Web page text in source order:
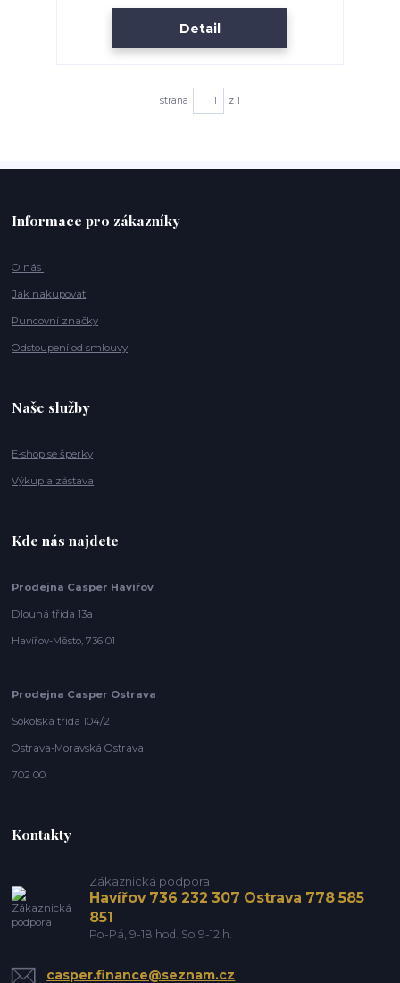
Detail
strana z 1
Informace pro zákazníky
O nás
Jak nakupovat
Puncovní značky
Odstoupení od smlouvy
Naše služby
E-shop se šperky
Výkup a zástava
Kde nás najdete
Prodejna Casper Havířov
Dlouhá třída 13a
Havířov-Město, 736 01
Prodejna Casper Ostrava
Sokolská třída 104/2
Ostrava-Moravská Ostrava
702 00
Kontakty
Zákaznická podpora
Havířov 736 232 307 Ostrava 778 585
851
Po-Pá, 9-18 hod. So 9-12 h.
casper.finance@seznam.cz